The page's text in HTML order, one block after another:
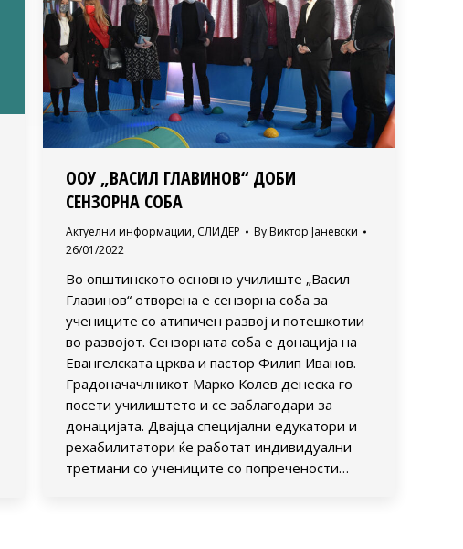
ООУ „ВАСИЛ ГЛАВИНОВ“ ДОБИ
СЕНЗОРНА СОБА
Актуелни информации, СЛИДЕР By Виктор Јаневски
26/01/2022
Во општинското основно училиште „Васил
Главинов“ отворена е сензорна соба за
учениците со атипичен развој и потешкотии
во развојот. Сензорната соба е донација на
Евангелската црква и пастор Филип Иванов.
Градоначачлникот Марко Колев денеска го
посети училиштето и се заблагодари за
донацијата. Двајца специјални едукатори и
рехабилитатори ќе работат индивидуални
третмани со учениците со попречености…